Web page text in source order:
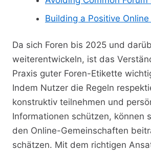
Building a Positive
Da sich Foren bis 2025 und
weiterentwickeln, ist das
Praxis guter Foren-Etikette
Indem Nutzer die Regeln
konstruktiv teilnehmen und
Informationen schützen, können
den Online-Gemeinschaften
schätzen. Mit dem richtigen